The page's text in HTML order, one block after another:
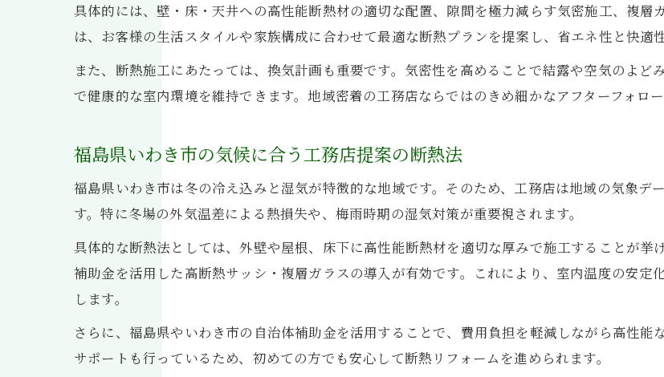
工務店が案内する住宅省エネ2026補助金
福島県いわき市で工務店が提案する補助金
断熱リフォーム費用を抑える工務店の知恵
先進的窓リノベも活かせる工務店のリフォ
冬も夏も快適な家づくりなら地元工務店へ相談
工務店に相談したい断熱と結露対策の基礎
地元の気候に合った工務店選びのポイント
結露防止と省エネを両立する工務店の家づ
工務店が提案するパッシブデザインの魅力
結露知らずの省エネ住宅を実現する方法とは
工務店の技術で結露と断熱を同時に解決
具体的には、壁・床・天井への高性能断熱材の適切な配置、隙間を極力減らす気密施工、複
は、お客様の生活スタイルや家族構成に合わせて最適な断熱プランを提案し、省エネ性と快適
また、断熱施工にあたっては、換気計画も重要です。気密性を高めることで結露や空気のよど
で健康的な室内環境を維持できます。地域密着の工務店ならではのきめ細かなアフターフォロー
福島県いわき市の気候に合う工務店提案の断熱法
福島県いわき市は冬の冷え込みと湿気が特徴的な地域です。そのため、工務店は地域の気象デ
す。特に冬場の外気温差による熱損失や、梅雨時期の湿気対策が重要視されます。
具体的な断熱法としては、外壁や屋根、床下に高性能断熱材を適切な厚みで施工することが挙
補助金を活用した高断熱サッシ・複層ガラスの導入が有効です。これにより、室内温度の安
します。
さらに、福島県やいわき市の自治体補助金を活用することで、費用負担を軽減しながら高性
サポートも行っているため、初めての方でも安心して断熱リフォームを進められます。